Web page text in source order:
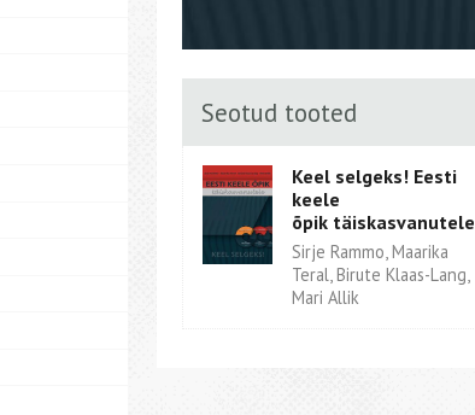
Seotud tooted
Keel selgeks! Eesti
keele
õpik täiskasvanutele
Sirje Rammo, Maarika
Teral, Birute Klaas-Lang,
Mari Allik